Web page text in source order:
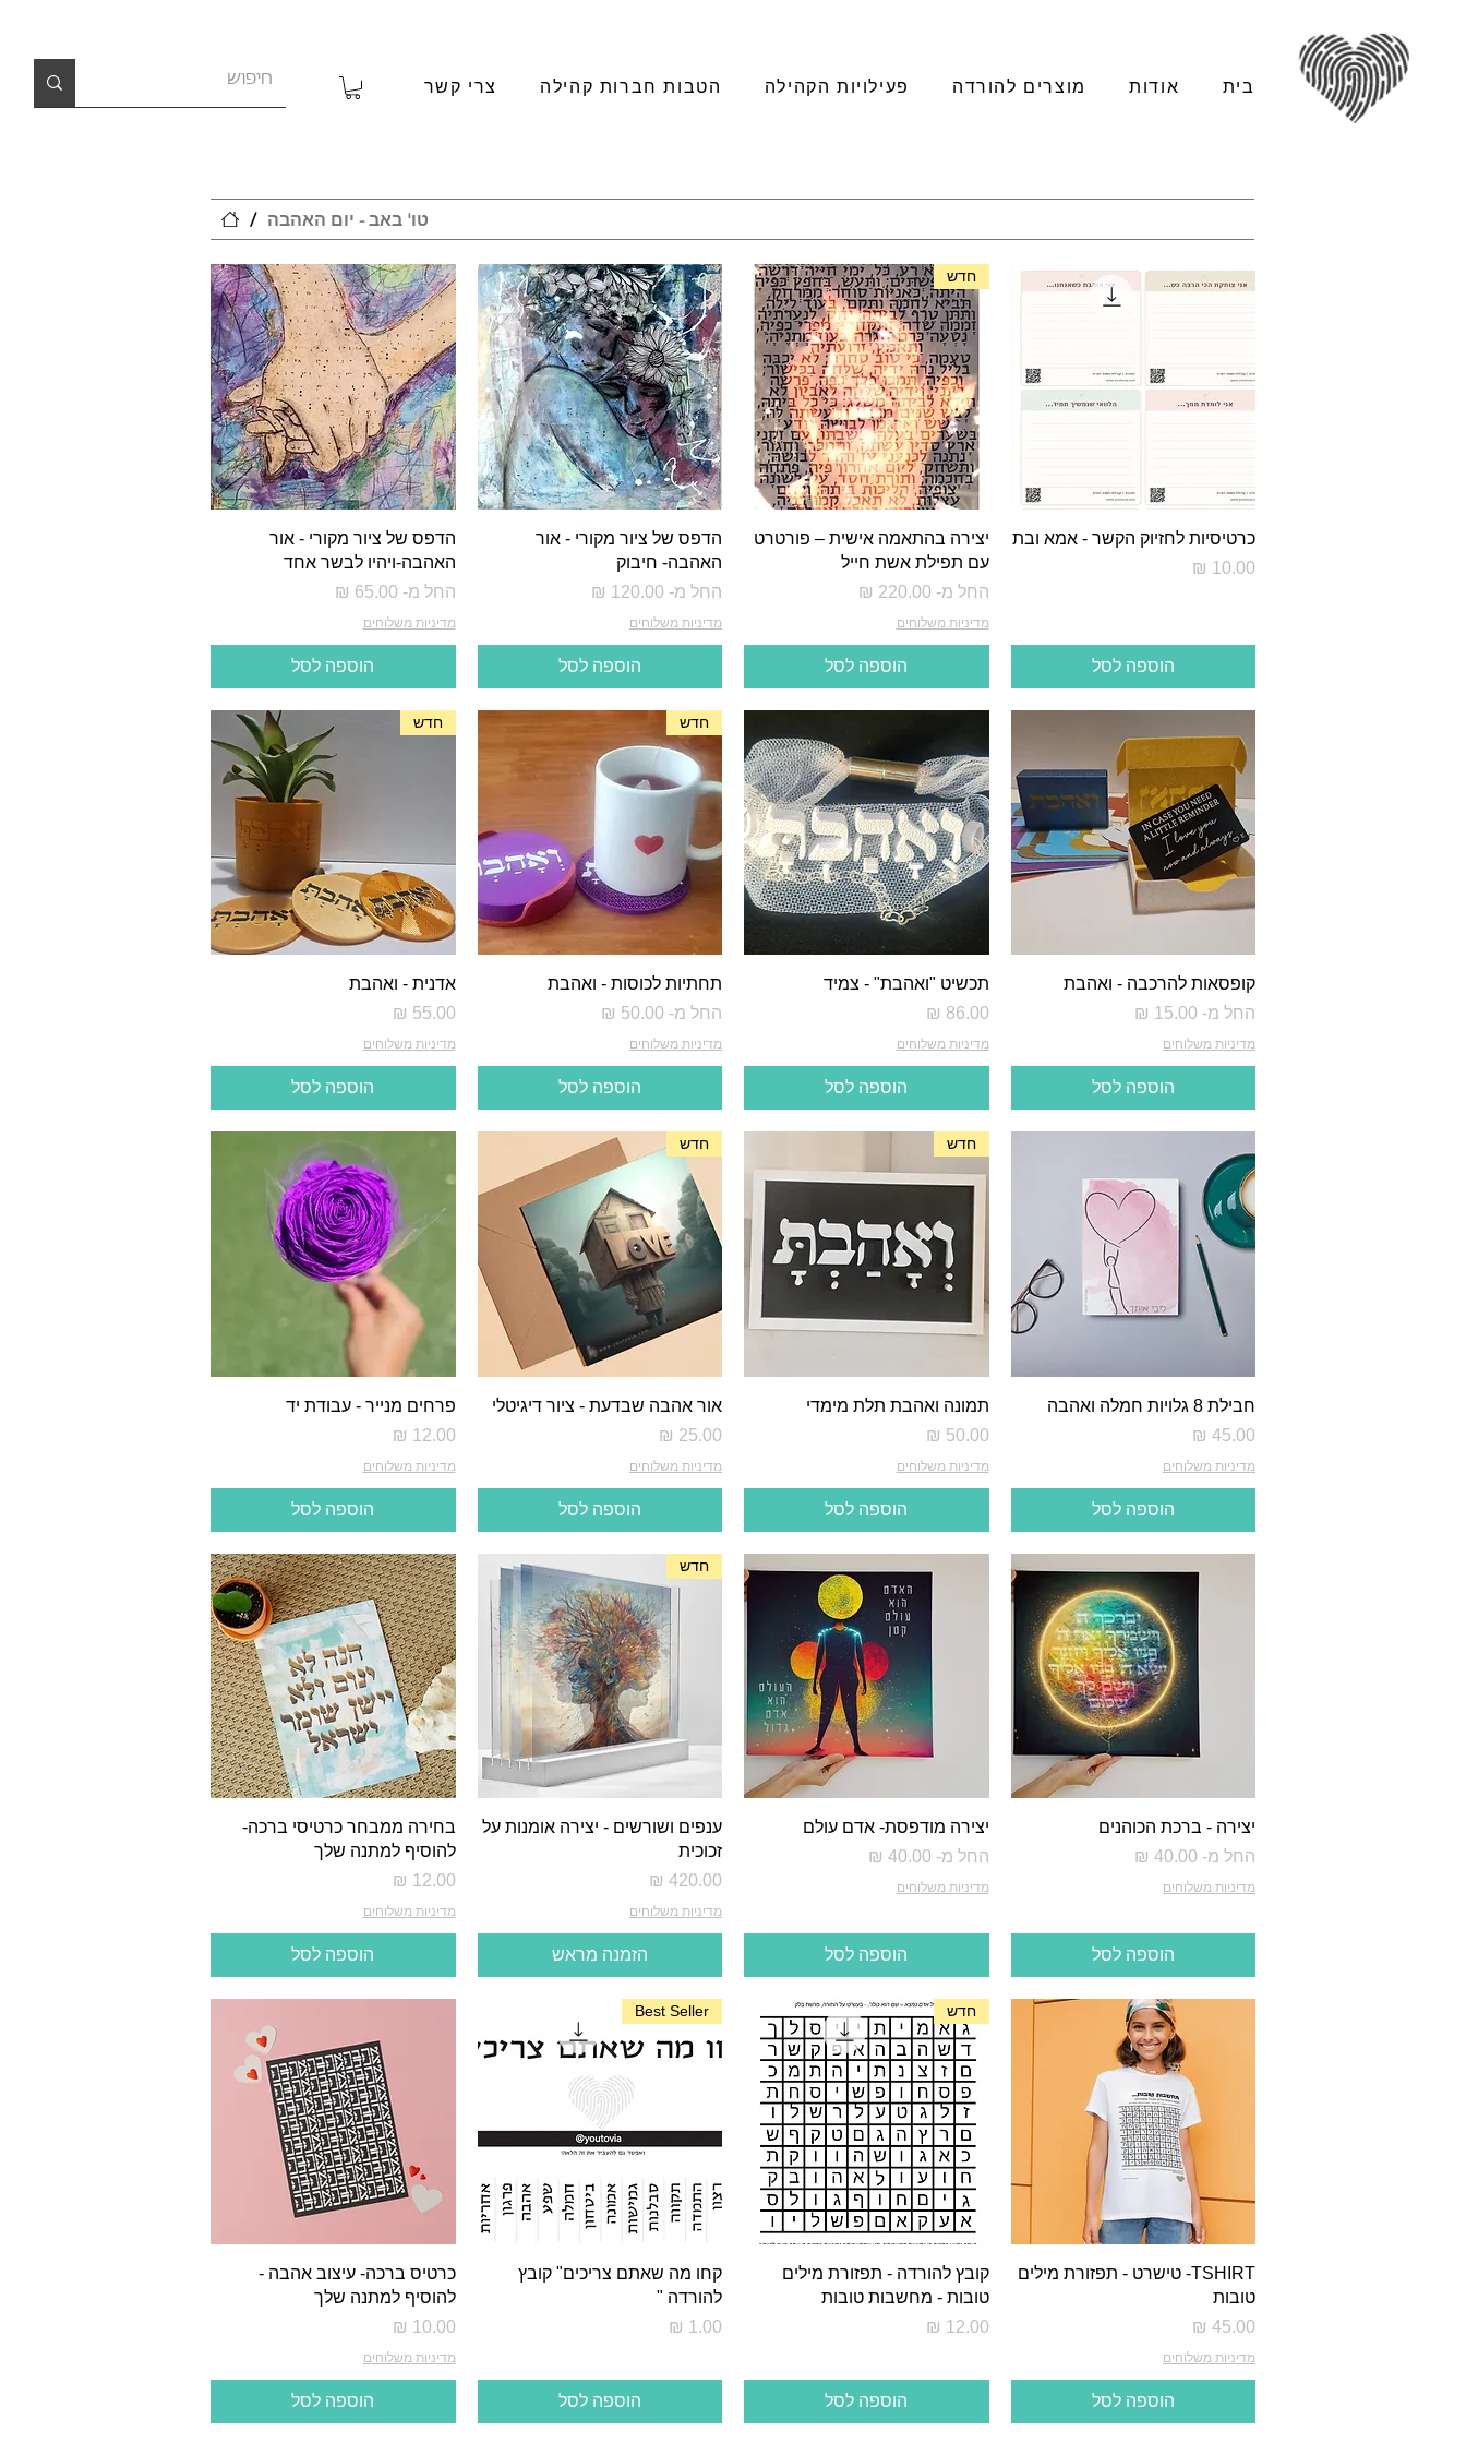
צרי קשר הטבות חברות קהילה פעילויות הקהילה מוצרים להורדה אודות בית
/ טו' באב - יום האהבה
כרטיסיות לחזיוק הקשר - אמא ובת
מחיר
הוספה לסל
חדש
יצירה בהתאמה אישית – פורטרט
עם תפילת אשת חייל
החל מ-
מחיר מבצע
מדיניות משלוחים
הוספה לסל
הדפס של ציור מקורי - אור
האהבה- חיבוק
החל מ-
מחיר מבצע
מדיניות משלוחים
הוספה לסל
הדפס של ציור מקורי - אור
האהבה-ויהיו לבשר אחד
החל מ-
מחיר מבצע
מדיניות משלוחים
הוספה לסל
קופסאות להרכבה - ואהבת
החל מ-
מחיר מבצע
מדיניות משלוחים
הוספה לסל
תכשיט "ואהבת" - צמיד
מחיר
מדיניות משלוחים
הוספה לסל
חדש
תחתיות לכוסות - ואהבת
החל מ-
מחיר מבצע
מדיניות משלוחים
הוספה לסל
חדש
אדנית - ואהבת
מחיר
מדיניות משלוחים
הוספה לסל
חבילת 8 גלויות חמלה ואהבה
מחיר
מדיניות משלוחים
הוספה לסל
חדש
תמונה ואהבת תלת מימדי
מחיר
מדיניות משלוחים
הוספה לסל
חדש
אור אהבה שבדעת - ציור דיגיטלי
מחיר
מדיניות משלוחים
הוספה לסל
פרחים מנייר - עבודת יד
מחיר
מדיניות משלוחים
הוספה לסל
יצירה - ברכת הכוהנים
החל מ-
מחיר מבצע
מדיניות משלוחים
הוספה לסל
יצירה מודפסת- אדם עולם
החל מ-
מחיר מבצע
מדיניות משלוחים
הוספה לסל
חדש
ענפים ושורשים - יצירה אומנות על
זכוכית
מחיר
מדיניות משלוחים
הזמנה מראש
בחירה ממבחר כרטיסי ברכה-
להוסיף למתנה שלך
מחיר
מדיניות משלוחים
הוספה לסל
TSHIRT- טישרט - תפזורת מילים
טובות
מחיר
מדיניות משלוחים
הוספה לסל
חדש
קובץ להורדה - תפזורת מילים
טובות - מחשבות טובות
מחיר
הוספה לסל
Best Seller
קחו מה שאתם צריכים" קובץ
להורדה "
מחיר
הוספה לסל
כרטיס ברכה- עיצוב אהבה -
להוסיף למתנה שלך
מחיר
מדיניות משלוחים
הוספה לסל